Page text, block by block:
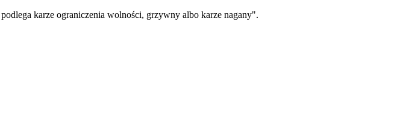
karze ograniczenia wolności, grzywny albo karze nagany".